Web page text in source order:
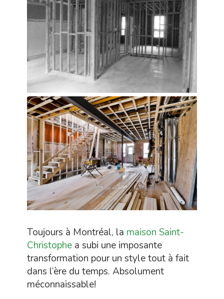
Toujours à Montréal, la maison Saint-
Christophe a subi une imposante
transformation pour un style tout à fait
dans l’ère du temps. Absolument
méconnaissable!